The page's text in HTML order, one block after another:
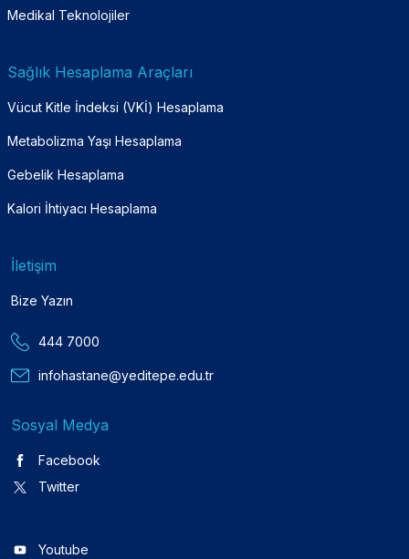
Medikal Teknolojiler
Sağlık Hesaplama Araçları
Vücut Kitle İndeksi (VKİ) Hesaplama
Metabolizma Yaşı Hesaplama
Gebelik Hesaplama
Kalori İhtiyacı Hesaplama
İletişim
Bize Yazın
444 7000
infohastane@yeditepe.edu.tr
Sosyal Medya
Facebook
Twitter
Youtube